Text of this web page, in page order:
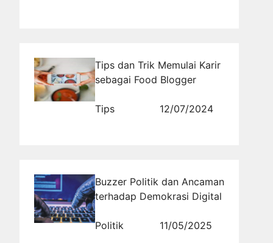
Tips dan Trik Memulai Karir
sebagai Food Blogger
Tips 12/07/2024
Buzzer Politik dan Ancaman
terhadap Demokrasi Digital
Politik 11/05/2025